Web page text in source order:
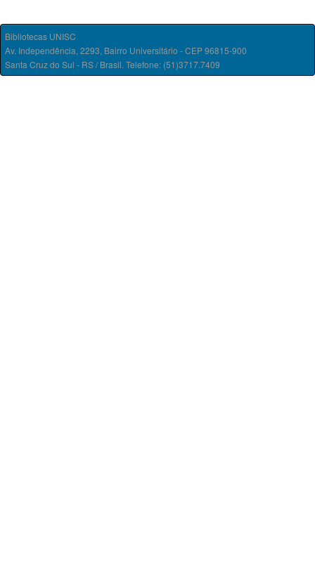
Bibliotecas UNISC
Av. Independência, 2293, Bairro Universitário - CEP 96815-900
Santa Cruz do Sul - RS / Brasil. Telefone: (51)3717.7409